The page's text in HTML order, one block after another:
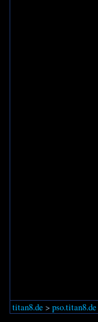
titan8.de > pso.titan8.de